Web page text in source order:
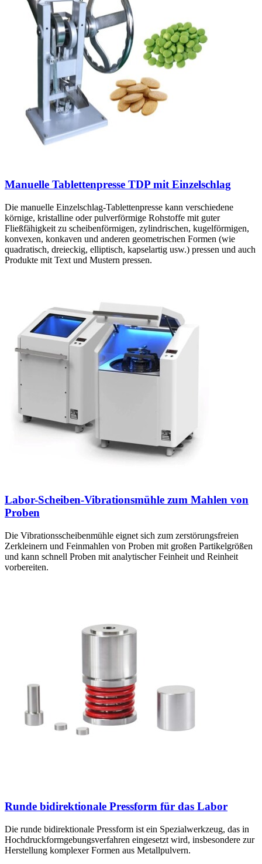
Manuelle Tablettenpresse TDP mit Einzelschlag
Die manuelle Einzelschlag-Tablettenpresse kann verschiedene
körnige, kristalline oder pulverförmige Rohstoffe mit guter
Fließfähigkeit zu scheibenförmigen, zylindrischen, kugelförmigen,
konvexen, konkaven und anderen geometrischen Formen (wie
quadratisch, dreieckig, elliptisch, kapselartig usw.) pressen und auch
Produkte mit Text und Mustern pressen.
Labor-Scheiben-Vibrationsmühle zum Mahlen von
Proben
Die Vibrationsscheibenmühle eignet sich zum zerstörungsfreien
Zerkleinern und Feinmahlen von Proben mit großen Partikelgrößen
und kann schnell Proben mit analytischer Feinheit und Reinheit
vorbereiten.
Runde bidirektionale Pressform für das Labor
Die runde bidirektionale Pressform ist ein Spezialwerkzeug, das in
Hochdruckformgebungsverfahren eingesetzt wird, insbesondere zur
Herstellung komplexer Formen aus Metallpulvern.